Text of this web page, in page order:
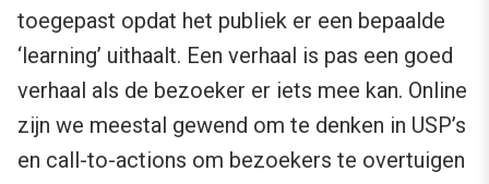
toegepast opdat het publiek er een bepaalde
‘learning’ uithaalt. Een verhaal is pas een goed
verhaal als de bezoeker er iets mee kan. Online
zijn we meestal gewend om te denken in USP’s
en call-to-actions om bezoekers te overtuigen